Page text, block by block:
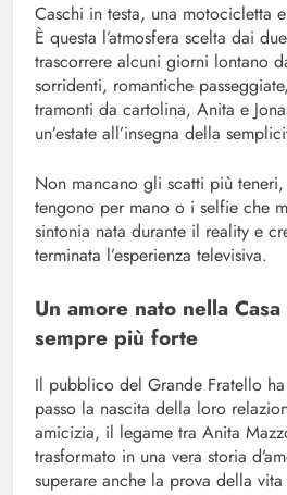
Caschi in testa, una motocicletta
È questa l’atmosfera scelta dai
trascorrere alcuni giorni lontano
sorridenti, romantiche
tramonti da cartolina, Anita e
un’estate all’insegna della
Non mancano gli scatti più
tengono per mano o i selfie che
sintonia nata durante il reality e
terminata l’esperienza televisiva.
Un amore nato nella
sempre più forte
Il pubblico del Grande Fratello
passo la nascita della loro
amicizia, il legame tra Anita
trasformato in una vera storia
superare anche la prova della